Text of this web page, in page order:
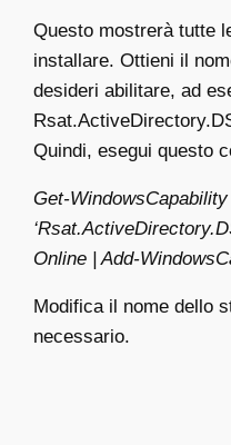
Questo mostrerà tutte
installare. Ottieni il
desideri abilitare, ad
Quindi, esegui questo
Get-
Online | Add-
Modifica il nome dello
necessario.